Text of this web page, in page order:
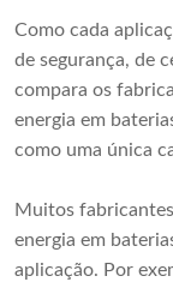
Como cada
de segurança, de
compara os
energia em
como uma única
Muitos
energia em
aplicação. Por